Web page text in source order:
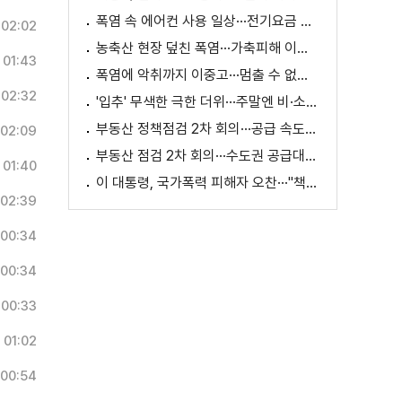
02:02
01:43
02:32
02:09
01:40
02:39
00:34
00:34
00:33
01:02
00:54
폭염 속 에어컨 사용 일상···전기요금 줄이려면?
농축산 현장 덮친 폭염···가축피해 이틀 새 28만 마리↑
폭염에 악취까지 이중고···멈출 수 없는 필수노동
'입추' 무색한 극한 더위···주말엔 비·소나기
부동산 정책점검 2차 회의···공급 속도전 본격화하나
부동산 점검 2차 회의···수도권 공급대책 논의
이 대통령, 국가폭력 피해자 오찬···"책임지고 치유"